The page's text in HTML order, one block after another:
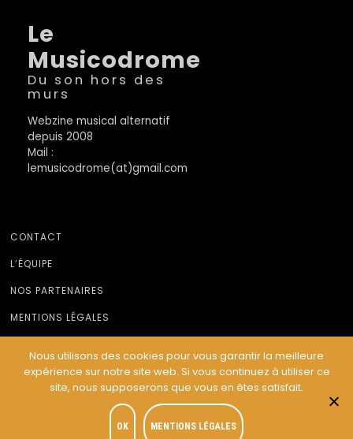
Le
Musicodrome
Du son hors des
murs
Webzine musical alternatif
depuis 2008
Mail :
lemusicodrome(at)gmail.com
CONTACT
L’ÉQUIPE
NOS PARTENAIRES
MENTIONS LÉGALES
© Le Musicodrome 2022 - Webdesign :Cereal Concept
Nous utilisons des cookies pour vous garantir la meilleure
expérience sur notre site web. Si vous continuez à utiliser ce
site, nous supposerons que vous en êtes satisfait.
OK MENTIONS LÉGALES